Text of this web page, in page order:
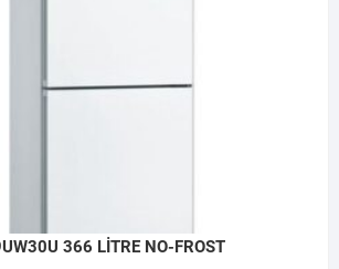
366 LİTRE NO-FROST